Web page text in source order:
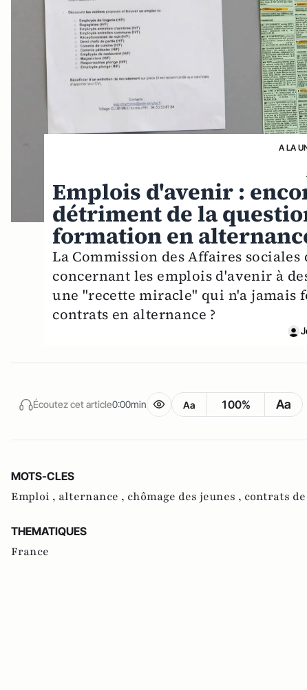
A LA
Emplois d'avenir :
détriment de la
formation en
La Commission des Affaires
concernant les emplois d'avenir à
une "recette miracle" qui n'a jamais
contrats en alternance ?
Écoutez cet article0:00min Aa 100% Aa
MOTS-CLES
Emploi , alternance , chômage des jeunes , contrats
THEMATIQUES
France